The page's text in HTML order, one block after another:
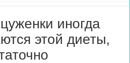
иногда
этой диеты,